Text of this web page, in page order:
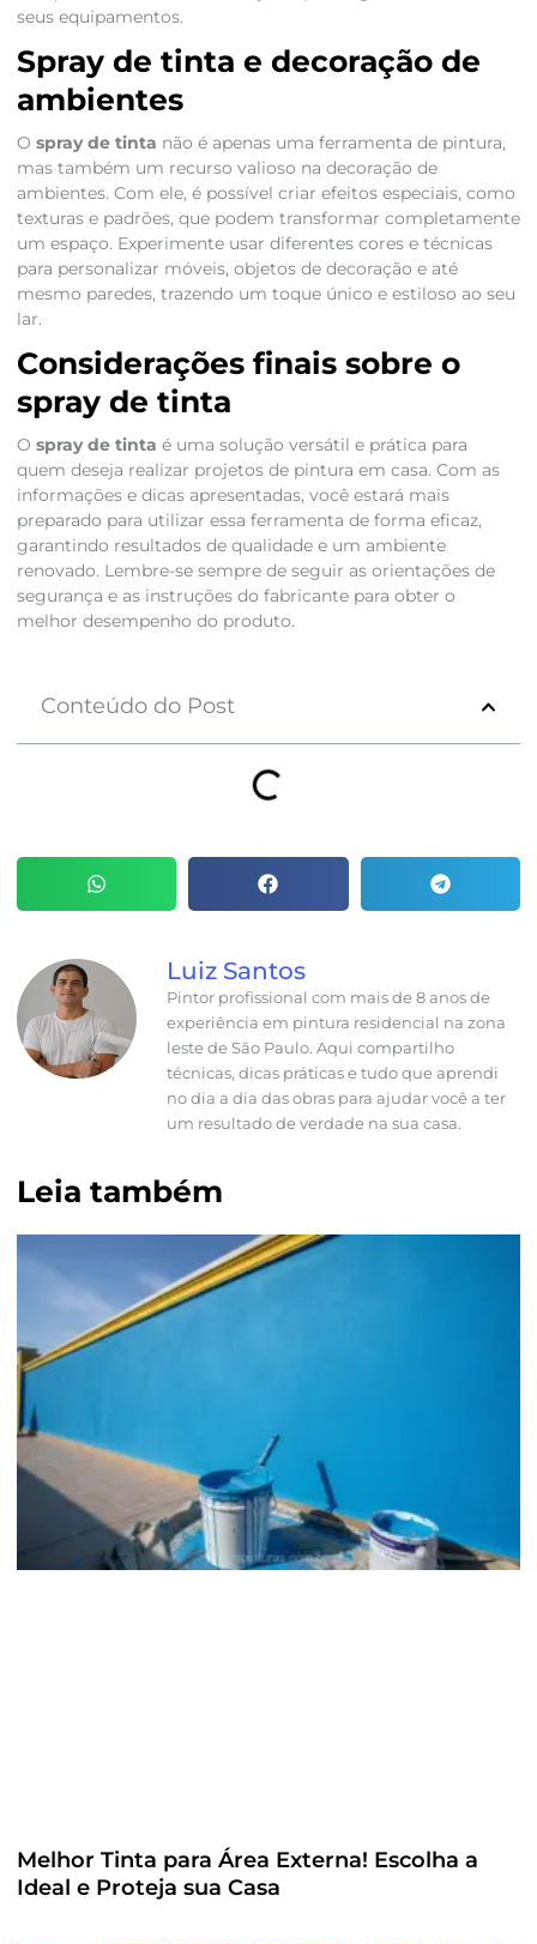
seus equipamentos.
Spray de tinta e decoração de
ambientes
O spray de tinta não é apenas uma ferramenta de pintura,
mas também um recurso valioso na decoração de
ambientes. Com ele, é possível criar efeitos especiais, como
texturas e padrões, que podem transformar completamente
um espaço. Experimente usar diferentes cores e técnicas
para personalizar móveis, objetos de decoração e até
mesmo paredes, trazendo um toque único e estiloso ao seu
lar.
Considerações finais sobre o
spray de tinta
O spray de tinta é uma solução versátil e prática para
quem deseja realizar projetos de pintura em casa. Com as
informações e dicas apresentadas, você estará mais
preparado para utilizar essa ferramenta de forma eficaz,
garantindo resultados de qualidade e um ambiente
renovado. Lembre-se sempre de seguir as orientações de
segurança e as instruções do fabricante para obter o
melhor desempenho do produto.
Conteúdo do Post
Luiz Santos
Pintor profissional com mais de 8 anos de
experiência em pintura residencial na zona
leste de São Paulo. Aqui compartilho
técnicas, dicas práticas e tudo que aprendi
no dia a dia das obras para ajudar você a ter
um resultado de verdade na sua casa.
Leia também
Melhor Tinta para Área Externa! Escolha a
Ideal e Proteja sua Casa